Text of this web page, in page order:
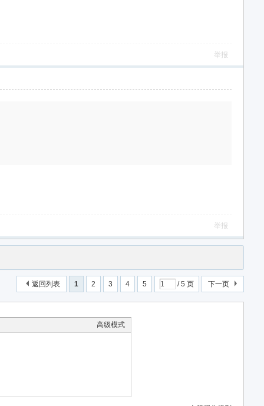
举报
举报
1 2 3 4 5 / 5 页 下一页
返回列表
高级模式